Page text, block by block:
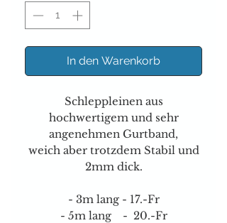
In den Warenkorb
Schleppleinen aus
hochwertigem und sehr
angenehmen Gurtband,
weich aber trotzdem Stabil und
2mm dick.
- 3m lang - 17.-Fr
- 5m lang - 20.-Fr